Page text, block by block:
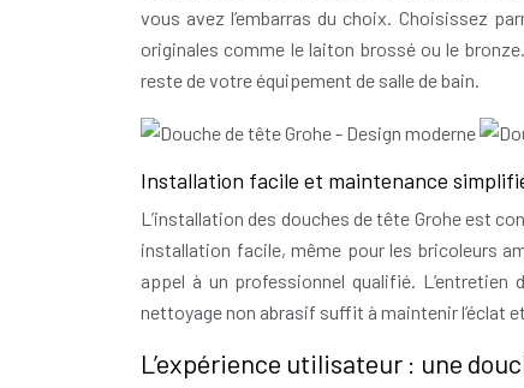
vous avez l’embarras du choix. Choisissez
originales comme le laiton brossé ou le
reste de votre équipement de salle de bain.
Installation facile et maintenance
L’installation des douches de tête Grohe est
installation facile, même pour les bricoleurs
appel à un professionnel qualifié.
nettoyage non abrasif suffit à maintenir l’éclat
L’expérience utilisateur : une